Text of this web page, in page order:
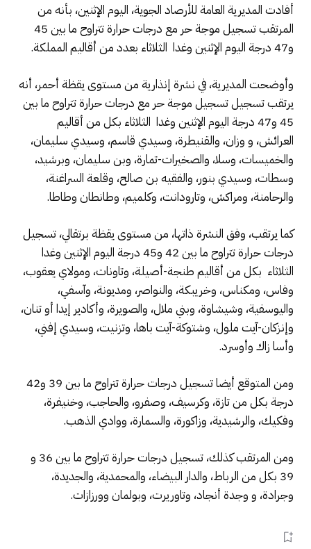
أفادت المديرية العامة للأرصاد الجوية، اليوم الإثنين، بأنه من
المرتقب تسجيل موجة حر مع درجات حرارة تتراوح ما بين 45
و47 درجة اليوم الإثنين وغدا الثلاثاء بعدد من أقاليم المملكة.
وأوضحت المديرية، في نشرة إنذارية من مستوى يقظة أحمر، أنه
يرتقب تسجيل تسجيل موجة حر مع درجات حرارة تتراوح ما بين
45 و47 درجة اليوم الإثنين وغدا الثلاثاء بكل من أقاليم
العرائش، و وزان، والقنيطرة، وسيدي قاسم، وسيدي سليمان،
والخميسات، وسلا، والصخيرات-تمارة، وبن سليمان، وبرشيد،
وسطات، وسيدي بنور، والفقيه بن صالح، وقلعة السراغنة،
والرحامنة، ومراكش، وتارودانت، وكلميم، وطانطان وطاطا.
كما يرتقب، وفق النشرة ذاتها، من مستوى يقظة برتقالي، تسجيل
درجات حرارة تتراوح ما بين 42 و45 درجة اليوم الإثنين وغدا
الثلاثاء بكل من أقاليم طنجة-أصيلة، وتاونات، ومولاي يعقوب،
وفاس، ومكناس، وخريبكة، والنواصر، ومديونة، وآسفي،
واليوسفية، وشيشاوة، وبني ملال، والصويرة، وأكادير إيدا أو تنان،
وإنزكان-آيت ملول، وشتوكة-آيت باها، وتزنيت، وسيدي إفني،
وأسا زاك وأوسرد.
ومن المتوقع أيضا تسجيل درجات حرارة تتراوح ما بين 39 و42
درجة بكل من تازة، وكرسيف، وصفرو، والحاجب، وخنيفرة،
وفكيك، والرشيدية، وزاكورة، والسمارة، ووادي الذهب.
ومن المرتقب كذلك، تسجيل درجات حرارة تتراوح ما بين 36 و
39 بكل من الرباط، والدار البيضاء، والمحمدية، والجديدة،
وجرادة، و وجدة أنجاد، وتاوريرت، وبولمان وورزازات.